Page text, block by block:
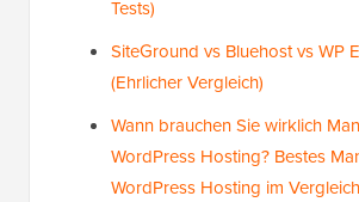
Tests)
SiteGround vs Bluehost vs WP
(Ehrlicher Vergleich)
Wann brauchen Sie wirklich
WordPress Hosting? Bestes
WordPress Hosting im Vergleich